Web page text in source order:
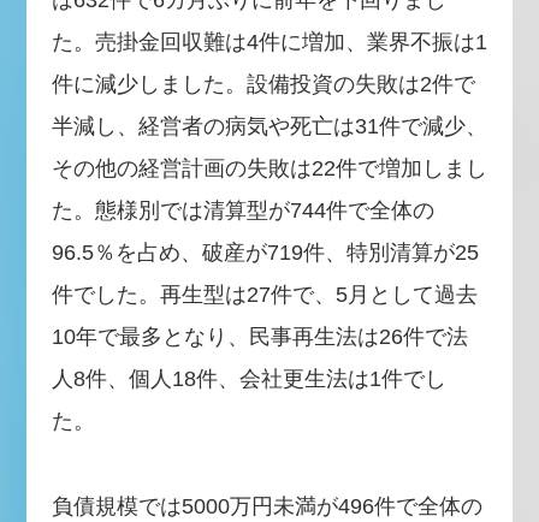
た。売掛金回収難は4件に増加、業界不振は1
件に減少しました。設備投資の失敗は2件で
半減し、経営者の病気や死亡は31件で減少、
その他の経営計画の失敗は22件で増加しまし
た。態様別では清算型が744件で全体の
96.5％を占め、破産が719件、特別清算が25
件でした。再生型は27件で、5月として過去
10年で最多となり、民事再生法は26件で法
人8件、個人18件、会社更生法は1件でし
た。
負債規模では5000万円未満が496件で全体の